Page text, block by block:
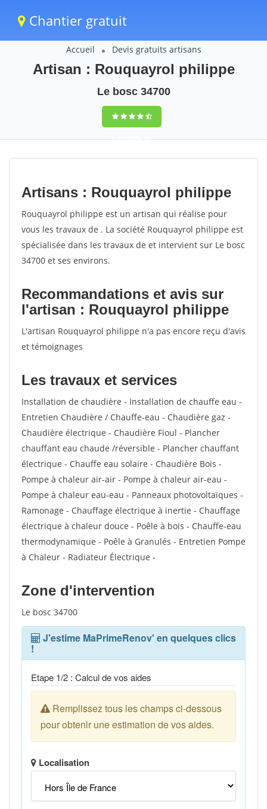
Chantier gratuit
Accueil Devis gratuits artisans
Artisan : Rouquayrol philippe
Le bosc 34700
9,5(100%)82
votes
Artisans : Rouquayrol philippe
Rouquayrol philippe est un artisan qui réalise pour
vous les travaux de . La société Rouquayrol philippe est
spécialisée dans les travaux de et intervient sur Le bosc
34700 et ses environs.
Recommandations et avis sur
l'artisan : Rouquayrol philippe
L'artisan Rouquayrol philippe n'a pas encore reçu d'avis
et témoignages
Les travaux et services
Installation de chaudière - Installation de chauffe eau -
Entretien Chaudière / Chauffe-eau - Chaudière gaz -
Chaudière électrique - Chaudière Fioul - Plancher
chauffant eau chaude /réversible - Plancher chauffant
électrique - Chauffe eau solaire - Chaudière Bois -
Pompe à chaleur air-air - Pompe à chaleur air-eau -
Pompe à chaleur eau-eau - Panneaux photovoltaïques -
Ramonage - Chauffage électrique à inertie - Chauffage
électrique à chaleur douce - Poêle à bois - Chauffe-eau
thermodynamique - Poêle à Granulés - Entretien Pompe
à Chaleur - Radiateur Électrique -
Zone d'intervention
Le bosc 34700